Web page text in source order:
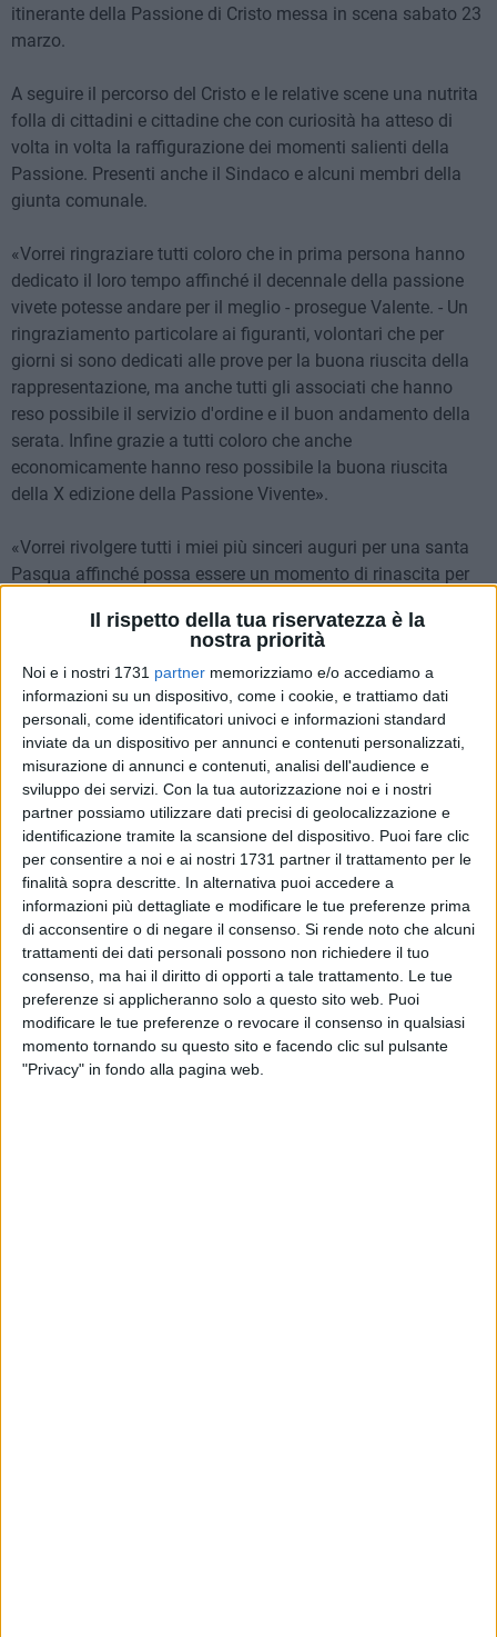
Il rispetto della tua riservatezza è la
nostra priorità
Noi e i nostri 1731 partner memorizziamo e/o accediamo a
informazioni su un dispositivo, come i cookie, e trattiamo dati
personali, come identificatori univoci e informazioni standard
inviate da un dispositivo per annunci e contenuti personalizzati,
misurazione di annunci e contenuti, analisi dell'audience e
sviluppo dei servizi. Con la tua autorizzazione noi e i nostri
partner possiamo utilizzare dati precisi di geolocalizzazione e
identificazione tramite la scansione del dispositivo. Puoi fare clic
per consentire a noi e ai nostri 1731 partner il trattamento per le
finalità sopra descritte. In alternativa puoi accedere a
informazioni più dettagliate e modificare le tue preferenze prima
di acconsentire o di negare il consenso. Si rende noto che alcuni
trattamenti dei dati personali possono non richiedere il tuo
consenso, ma hai il diritto di opporti a tale trattamento. Le tue
preferenze si applicheranno solo a questo sito web. Puoi
modificare le tue preferenze o revocare il consenso in qualsiasi
momento tornando su questo sito e facendo clic sul pulsante
"Privacy" in fondo alla pagina web.
itinerante della Passione di Cristo messa in scena sabato 23
marzo.
A seguire il percorso del Cristo e le relative scene una nutrita
folla di cittadini e cittadine che con curiosità ha atteso di
volta in volta la raffigurazione dei momenti salienti della
Passione. Presenti anche il Sindaco e alcuni membri della
giunta comunale.
«Vorrei ringraziare tutti coloro che in prima persona hanno
dedicato il loro tempo affinché il decennale della passione
vivete potesse andare per il meglio - prosegue Valente. - Un
ringraziamento particolare ai figuranti, volontari che per
giorni si sono dedicati alle prove per la buona riuscita della
rappresentazione, ma anche tutti gli associati che hanno
reso possibile il servizio d'ordine e il buon andamento della
serata. Infine grazie a tutti coloro che anche
economicamente hanno reso possibile la buona riuscita
della X edizione della Passione Vivente».
«Vorrei rivolgere tutti i miei più sinceri auguri per una santa
Pasqua affinché possa essere un momento di rinascita per